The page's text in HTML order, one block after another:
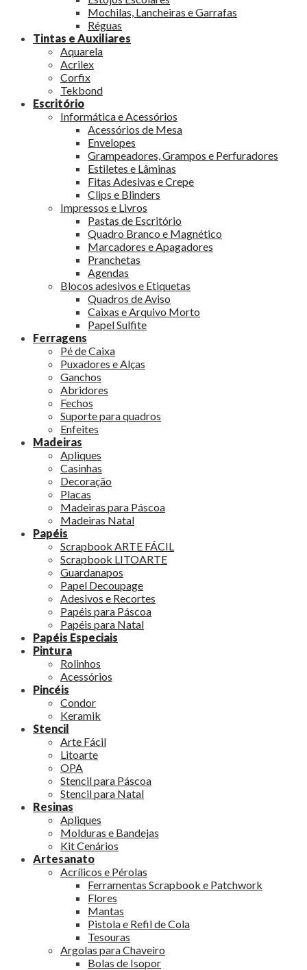
Mochilas, Lancheiras e Garrafas
Réguas
Tintas e Auxiliares
Aquarela
Acrilex
Corfix
Tekbond
Escritório
Informática e Acessórios
Acessórios de Mesa
Envelopes
Grampeadores, Grampos e Perfuradores
Estiletes e Lâminas
Fitas Adesivas e Crepe
Clips e Blinders
Impressos e Livros
Pastas de Escritório
Quadro Branco e Magnético
Marcadores e Apagadores
Pranchetas
Agendas
Blocos adesivos e Etiquetas
Quadros de Aviso
Caixas e Arquivo Morto
Papel Sulfite
Ferragens
Pé de Caixa
Puxadores e Alças
Ganchos
Abridores
Fechos
Suporte para quadros
Enfeites
Madeiras
Apliques
Casinhas
Decoração
Placas
Madeiras para Páscoa
Madeiras Natal
Papéis
Scrapbook ARTE FÁCIL
Scrapbook LITOARTE
Guardanapos
Papel Decoupage
Adesivos e Recortes
Papéis para Páscoa
Papéis para Natal
Papéis Especiais
Pintura
Rolinhos
Acessórios
Pincéis
Condor
Keramik
Stencil
Arte Fácil
Litoarte
OPA
Stencil para Páscoa
Stencil para Natal
Resinas
Apliques
Molduras e Bandejas
Kit Cenários
Artesanato
Acrílicos e Pérolas
Ferramentas Scrapbook e Patchwork
Flores
Mantas
Pistola e Refil de Cola
Tesouras
Argolas para Chaveiro
Bolas de Isopor